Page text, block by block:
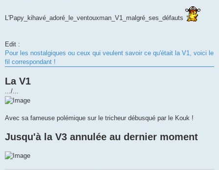
L'Papy_kihavé_adoré_le_ventouxman_V1_malgré_ses_défauts
Edit :
Pour les nostalgiques ou ceux qui veulent savoir ce qu'était la V1, voici le
fil correspondant !
La V1
.../...
Avec sa fameuse polémique sur le tricheur débusqué par le Kouk !
Jusqu'à la V3 annulée au dernier moment